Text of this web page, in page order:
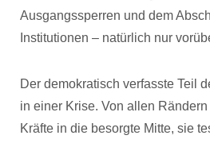
Ausgangssperren und dem
Institutionen – natürlich nur
Der demokratisch verfasste Teil
in einer Krise. Von allen
Kräfte in die besorgte Mitte, sie